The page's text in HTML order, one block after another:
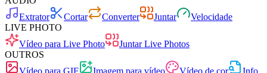
Extrator
Cortar Converter Juntar
Velocidade
LIVE PHOTO
Vídeo para Live Photo
Juntar Live Photos
OUTROS
Vídeo para GIF
Imagem para vídeo Vídeo de cor
Info